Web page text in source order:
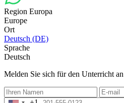
Region Europa
Europe
Ort
Deutsch (DE)
Sprache
Deutsch
Melden Sie sich für den Unterricht an